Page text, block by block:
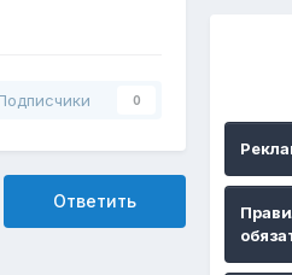
0
Ответить